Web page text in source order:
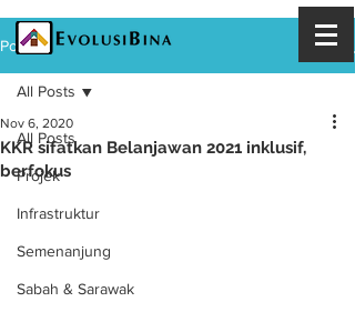
Post
All Posts
Projek
Infrastruktur
Semenanjung
Sabah & Sarawak
All Posts
KKR sifatkan Belanjawan 2021 inklusif,
berfokus
Nov 6, 2020